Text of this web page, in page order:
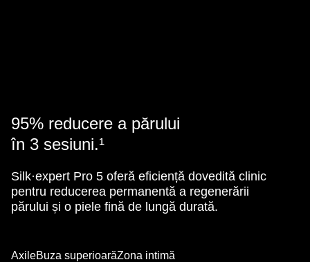
95% reducere a părului
în 3 sesiuni.¹
Silk·expert Pro 5 oferă eficiență dovedită clinic
pentru reducerea permanentă a regenerării
părului și o piele fină de lungă durată.
AxileBuza superioarăZona intimă